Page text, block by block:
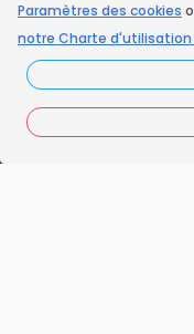
Paramètres des cookies
notre Charte d'utilisation
Les ramoneurs
Espace juridique
Préférences Cookies